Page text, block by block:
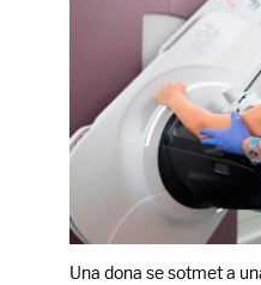
Una dona se sotmet a